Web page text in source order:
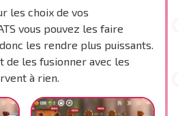
les choix de vos
vous pouvez les faire
les rendre plus puissants.
de les fusionner avec les
à rien.